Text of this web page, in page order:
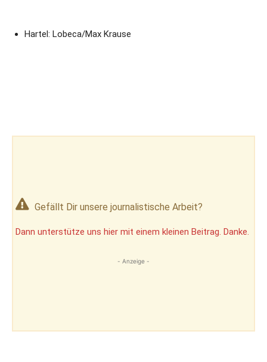
Hartel: Lobeca/Max Krause
Gefällt Dir unsere journalistische Arbeit?
Dann unterstütze uns hier mit einem kleinen Beitrag. Danke.
- Anzeige -